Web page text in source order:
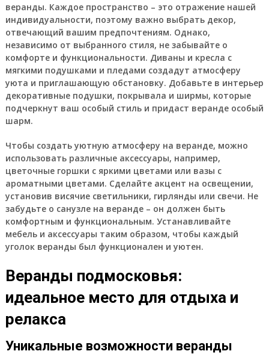
веранды. Каждое пространство – это отражение нашей
индивидуальности, поэтому важно выбрать декор,
отвечающий вашим предпочтениям. Однако,
независимо от выбранного стиля, не забывайте о
комфорте и функциональности. Диваны и кресла с
мягкими подушками и пледами создадут атмосферу
уюта и приглашающую обстановку. Добавьте в интерьер
декоративные подушки, покрывала и ширмы, которые
подчеркнут ваш особый стиль и придаст веранде особый
шарм.
Чтобы создать уютную атмосферу на веранде, можно
использовать различные аксессуары, например,
цветочные горшки с яркими цветами или вазы с
ароматными цветами. Сделайте акцент на освещении,
установив висячие светильники, гирлянды или свечи. Не
забудьте о санузле на веранде – он должен быть
комфортным и функциональным. Устанавливайте
мебель и аксессуары таким образом, чтобы каждый
уголок веранды был функционален и уютен.
Веранды подмосковья:
идеальное место для отдыха и
релакса
Уникальные возможности веранды